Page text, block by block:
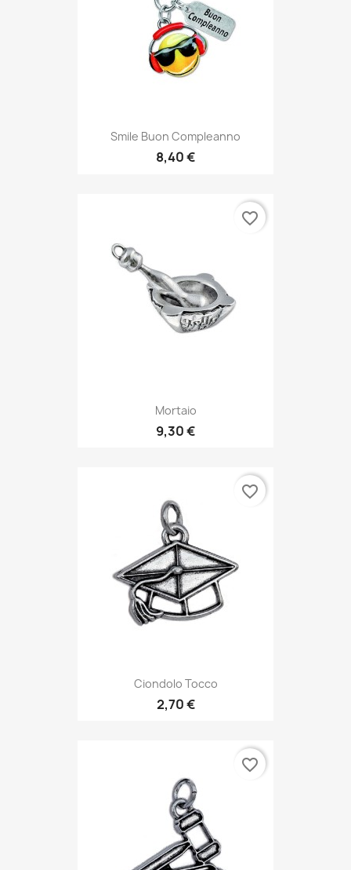
Smile Buon Compleanno
8,40 €
Mortaio
9,30 €
favorite_border
Ciondolo Tocco
2,70 €
favorite_border
favorite_border